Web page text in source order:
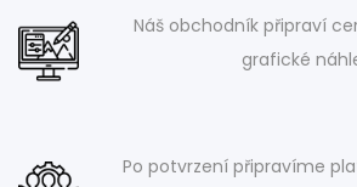
Náš obchodník připraví
grafické
Po potvrzení připravíme